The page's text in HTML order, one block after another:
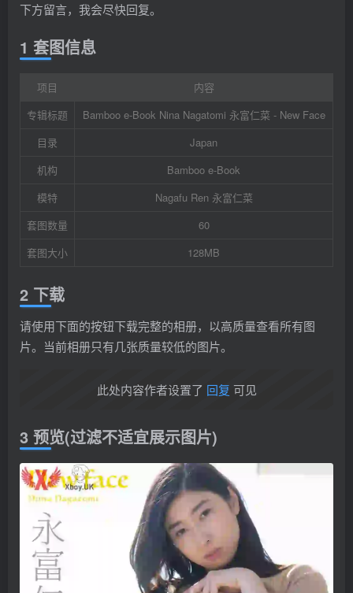
下方留言，我会尽快回复。
1 套图信息
项目
内容
专辑标题
Bamboo e-Book Nina Nagatomi 永富仁菜 - New Face
目录
Japan
机构
Bamboo e-Book
模特
Nagafu Ren 永富仁菜
套图数量
60
套图大小
128MB
2 下载
请使用下面的按钮下载完整的相册，以高质量查看所有图
片。当前相册只有几张质量较低的图片。
此处内容作者设置了 回复 可见
3 预览(过滤不适宜展示图片)